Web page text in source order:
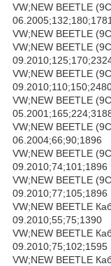
VW;NEW BEETLE
06.2005;132;180;1781
VW;NEW BEETLE
VW;NEW BEETLE
VW;NEW BEETLE
VW;NEW BEETLE
VW;NEW BEETLE
06.2004;66;90;1896
VW;NEW BEETLE
09.2010;74;101;1896
VW;NEW BEETLE
09.2010;77;105;1896
VW;NEW BEETLE
09.2010;55;75;1390
VW;NEW BEETLE
09.2010;75;102;1595
VW;NEW BEETLE